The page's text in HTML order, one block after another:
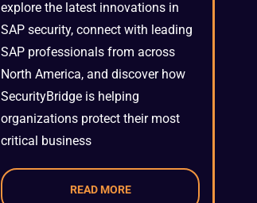
explore the latest innovations in
SAP security, connect with leading
SAP professionals from across
North America, and discover how
SecurityBridge is helping
organizations protect their most
critical business
READ MORE